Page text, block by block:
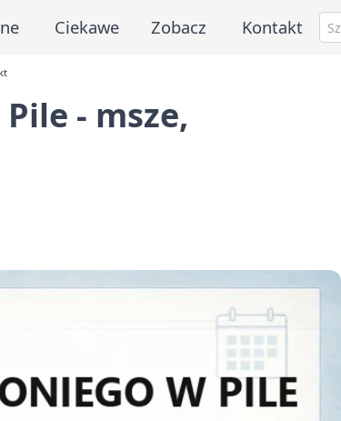
Ciekawe Zobacz Kontakt
- msze,